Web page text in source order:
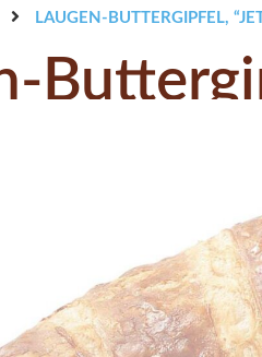
LAUGEN-BUTTERGIPFEL,